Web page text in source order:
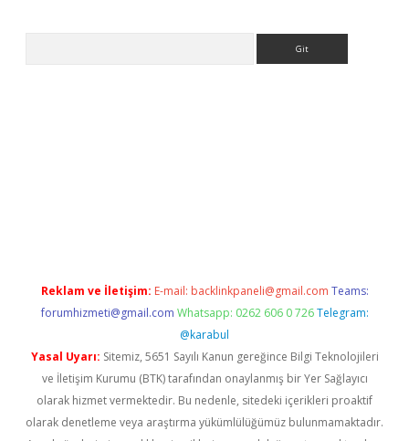
Reklam ve İletişim: E-mail: backlinkpaneli@gmail.com Teams:
forumhizmeti@gmail.com Whatsapp: 0262 606 0 726 Telegram:
@karabul
Yasal Uyarı: Sitemiz, 5651 Sayılı Kanun gereğince Bilgi Teknolojileri
ve İletişim Kurumu (BTK) tarafından onaylanmış bir Yer Sağlayıcı
olarak hizmet vermektedir. Bu nedenle, sitedeki içerikleri proaktif
olarak denetleme veya araştırma yükümlülüğümüz bulunmamaktadır.